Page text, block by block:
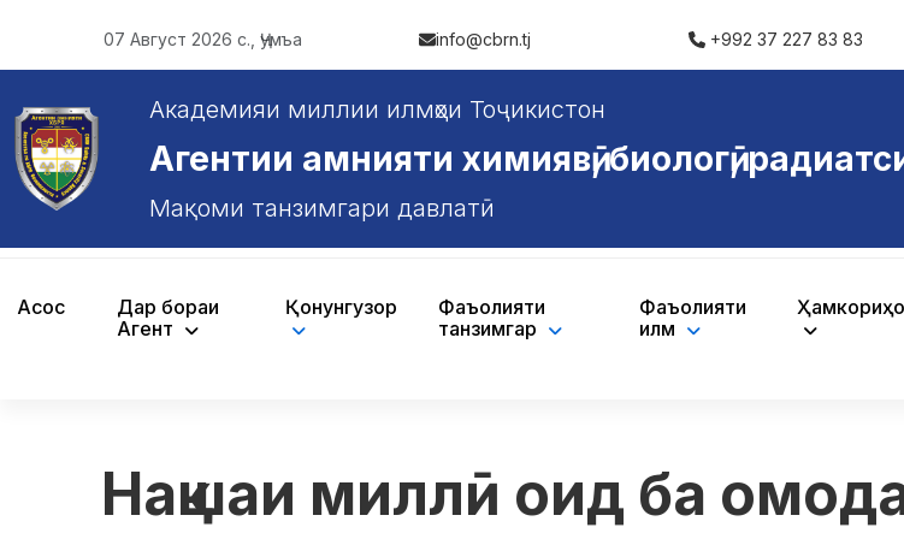
07 Август 2026 с., Ҷумъа info@cbrn.tj +992 37 227 83 83
Академияи миллии илмҳои Тоҷикистон
Агентии амнияти химиявӣ, биологӣ,
Мақоми танзимгари давлатӣ
Асосӣ
Дар бораи
Агентӣ
Қонунгузорӣ
Фаъолияти
танзимгарӣ
Фаъолияти
илмӣ
Ҳамкориҳо
Нақшаи миллӣ оид ба